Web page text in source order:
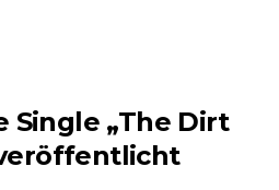
Single „The Dirt